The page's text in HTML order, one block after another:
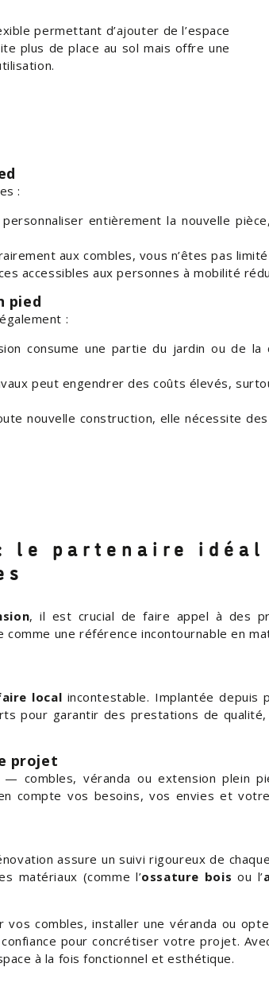
permettant d’ajouter de l’espace
plus de place au sol mais offre une
:
entièrement la nouvelle
aux combles, vous n’êtes pas
accessibles aux personnes à mobilité
pied
:
consume une partie du jardin ou de la
peut engendrer des coûts élevés,
nouvelle construction, elle nécessite
le partenaire
, il est crucial de faire appel à des
comme une référence incontournable en
local incontestable. Implantée depuis
pour garantir des prestations de
projet
combles, véranda ou extension plein
compte vos besoins, vos envies et
assure un suivi rigoureux de
matériaux (comme l’ossature bois ou l’
vos combles, installer une véranda ou
pour concrétiser votre projet.
à la fois fonctionnel et esthétique.